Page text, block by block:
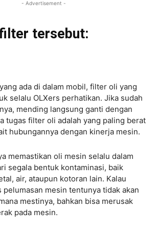
- Advertisement -
tersebut:
ada di dalam mobil, filter oli yang
selalu OLXers perhatikan. Jika sudah
mending langsung ganti dengan
tugas filter oli adalah yang paling berat
hubungannya dengan kinerja mesin.
memastikan oli mesin selalu dalam
segala bentuk kontaminasi, baik
air, ataupun kotoran lain. Kalau
mesin tentunya tidak akan
mestinya, bahkan bisa merusak
pada mesin.